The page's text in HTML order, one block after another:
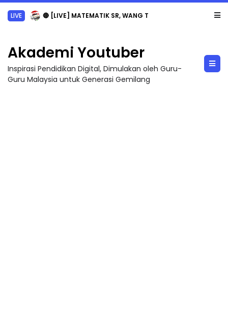
LIVE 🔴 [LIVE] MATEMATIK SR, WANG TAHUN 6 OLEH CIKGU ANITA #ALLINONE #141 #...
Akademi Youtuber
Inspirasi Pendidikan Digital, Dimulakan oleh Guru-
Guru Malaysia untuk Generasi Gemilang